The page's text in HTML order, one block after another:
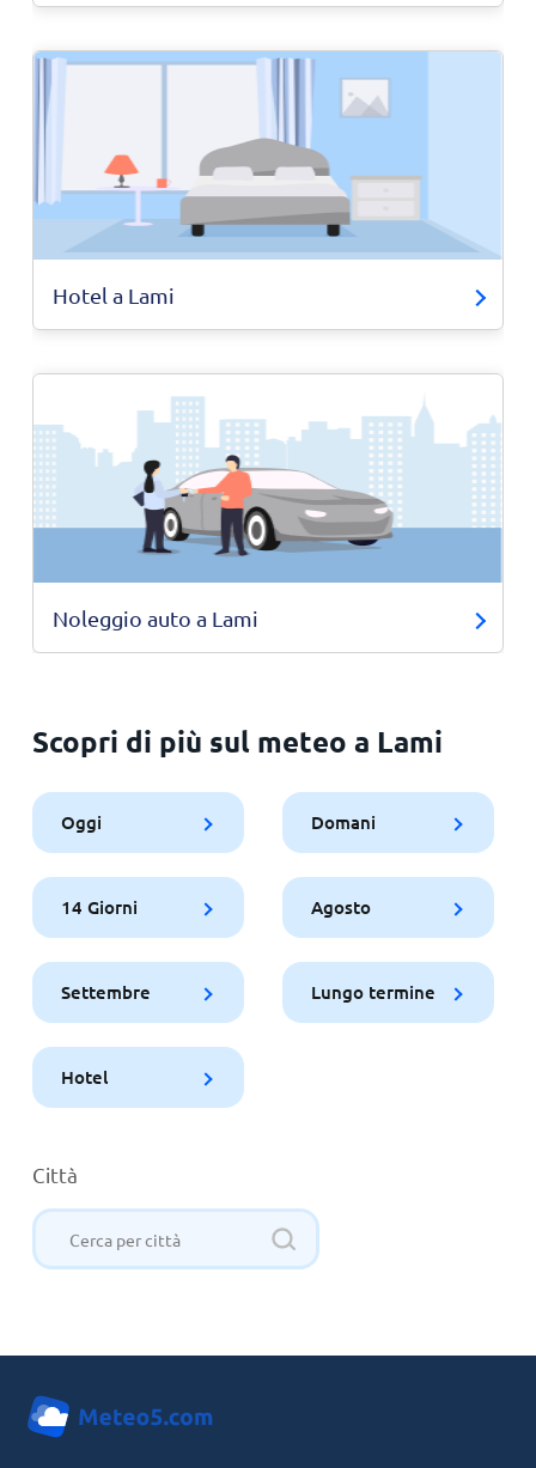
Hotel a Lami
Noleggio auto a Lami
Scopri di più sul meteo a Lami
Oggi Domani
14 Giorni Agosto
Settembre Lungo termine
Hotel
Città